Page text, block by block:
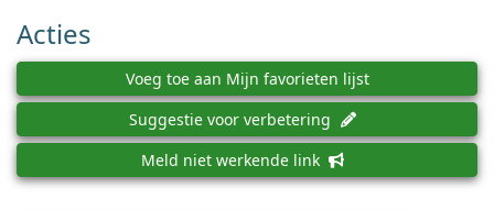
Acties
Voeg toe aan Mijn favorieten lijst
Suggestie voor verbetering
Meld niet werkende link